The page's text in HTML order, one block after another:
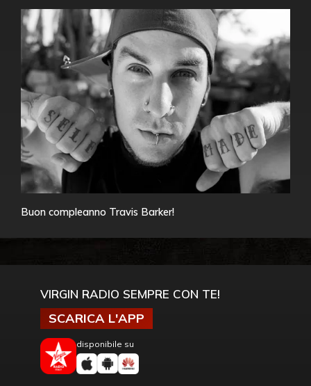
Buon compleanno Travis Barker!
VIRGIN RADIO SEMPRE CON TE!
SCARICA L'APP
disponibile su